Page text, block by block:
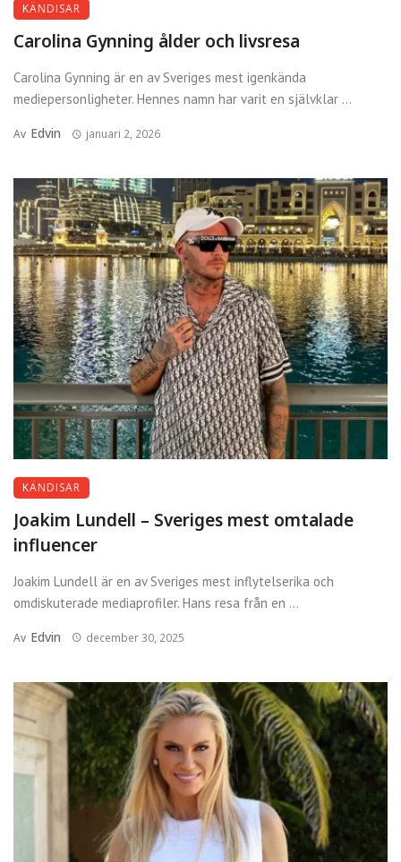
KÄNDISAR
Carolina Gynning ålder och livsresa
Carolina Gynning är en av Sveriges mest igenkända
mediepersonligheter. Hennes namn har varit en självklar ...
Av Edvin januari 2, 2026
KÄNDISAR
Joakim Lundell – Sveriges mest omtalade
influencer
Joakim Lundell är en av Sveriges mest inflytelserika och
omdiskuterade mediaprofiler. Hans resa från en ...
Av Edvin december 30, 2025